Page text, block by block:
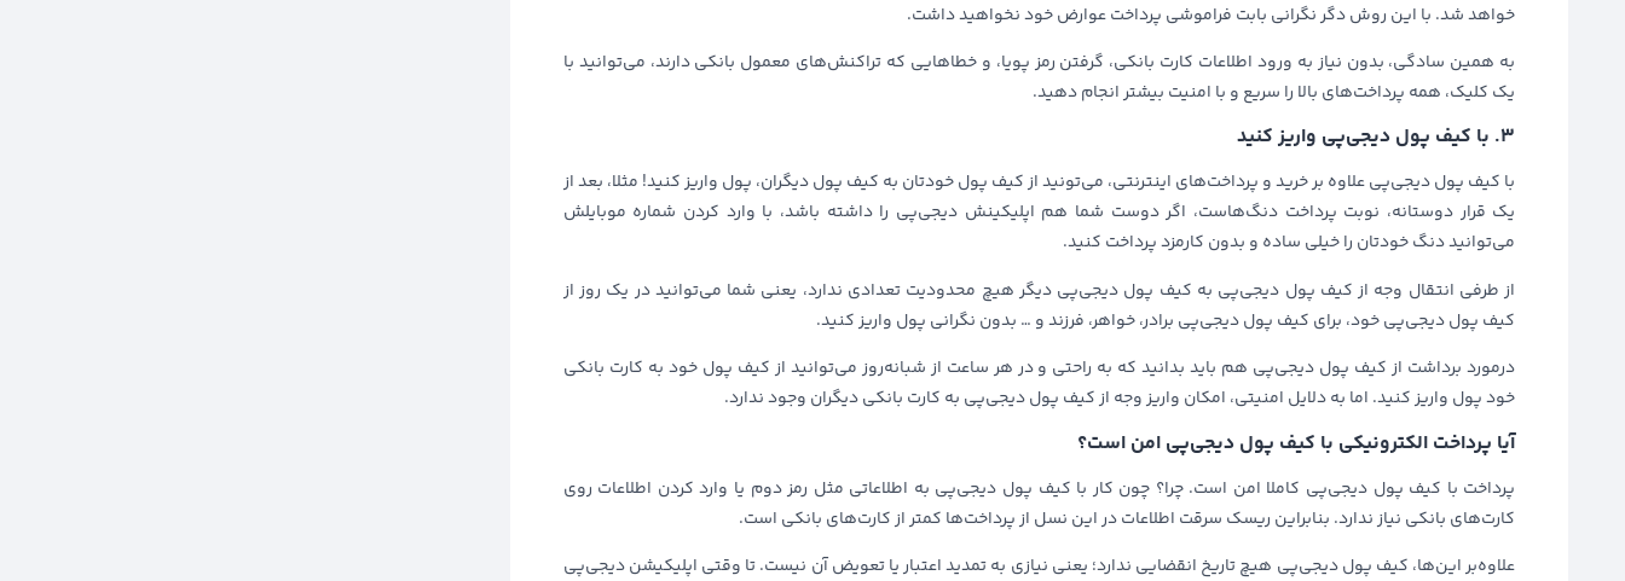
خواهد شد. با این روش دگر نگرانی بابت فراموشی پرداخت عوارض خود نخواهید داشت.
به همین سادگی، بدون نیاز به ورود اطلاعات کارت بانکی، گرفتن رمز پویا، و خطاهایی که تراکنش‌های معمول بانکی دارند، می‌توانید با
یک کلیک، همه پرداخت‌های بالا را سریع و با امنیت بیشتر انجام دهید.
۳. با کیف پول دیجی‌پی واریز کنید
با کیف پول دیجی‌پی علاوه بر خرید و پرداخت‌های اینترنتی، می‌تونید از کیف پول خودتان به کیف پول دیگران، پول واریز کنید! مثلا، بعد از
یک قرار دوستانه، نوبت پرداخت دنگ‌هاست، اگر دوست شما هم اپلیکینش دیجی‌پی را داشته باشد، با وارد کردن شماره موبایلش
می‌توانید دنگ خودتان را خیلی ساده و بدون کارمزد پرداخت کنید.
از طرفی انتقال وجه از کیف پول دیجی‌پی به کیف‌ پول دیجی‌پی دیگر هیچ محدودیت تعدادی ندارد، یعنی شما می‌توانید در یک روز از
کیف پول دیجی‌پی خود، برای کیف پول دیجی‌پی برادر، خواهر، فرزند و … بدون نگرانی پول واریز کنید.
درمورد برداشت از کیف پول دیجی‌پی هم باید بدانید که به راحتی و در هر ساعت از شبانه‌روز می‌توانید از کیف پول خود به کارت بانکی
خود پول واریز کنید. اما به دلایل امنیتی، امکان واریز وجه از کیف پول دیجی‌پی به کارت بانکی دیگران وجود ندارد.
آیا پرداخت الکترونیکی با کیف پول دیجی‌پی امن است؟
پرداخت با کیف پول دیجی‌پی کاملا امن است. چرا؟ چون کار با کیف پول دیجی‌‌پی به اطلاعاتی مثل رمز دوم یا وارد کردن اطلاعات روی
کارت‌های بانکی نیاز ندارد. بنابراین ریسک سرقت اطلاعات در این نسل از پرداخت‌ها کمتر از کارت‌های بانکی است.
علاوه‌بر این‌ها، کیف پول دیجی‌پی هیچ تاریخ انقضایی ندارد؛ یعنی نیازی به تمدید اعتبار یا تعویض آن نیست. تا وقتی اپلیکیشن دیجی‌پی